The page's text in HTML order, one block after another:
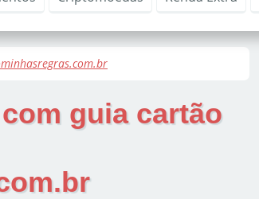
guia cartão